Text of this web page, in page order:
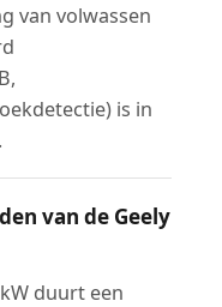
van volwassen
is in
van de Geely
duurt een